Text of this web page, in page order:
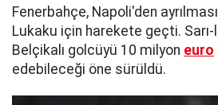
Fenerbahçe, Napoli'den
Lukaku için harekete geçti.
Belçikalı golcüyü 10 milyon euro
edebileceği öne sürüldü.